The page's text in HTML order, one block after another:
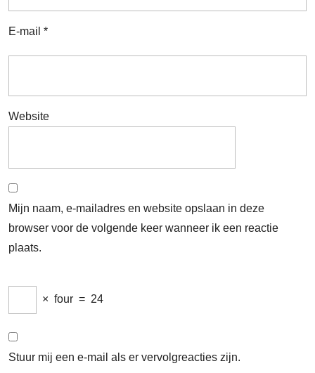
E-mail *
Website
Mijn naam, e-mailadres en website opslaan in deze
browser voor de volgende keer wanneer ik een reactie
plaats.
× four = 24
Stuur mij een e-mail als er vervolgreacties zijn.